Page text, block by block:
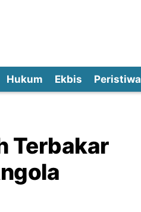
Hukum Ekbis Peristiwa
Terbakar